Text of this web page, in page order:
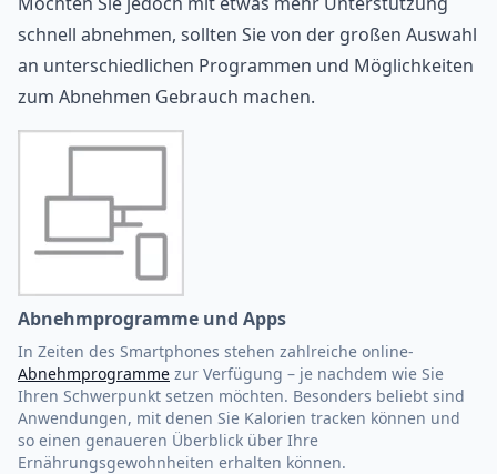
schnell abnehmen, sollten Sie von der großen Auswahl
an unterschiedlichen Programmen und Möglichkeiten
zum Abnehmen Gebrauch machen.
Abnehmprogramme und Apps
In Zeiten des Smartphones stehen zahlreiche online-
Abnehmprogramme zur Verfügung – je nachdem wie Sie
Ihren Schwerpunkt setzen möchten. Besonders beliebt sind
Anwendungen, mit denen Sie Kalorien tracken können und
so einen genaueren Überblick über Ihre
Ernährungsgewohnheiten erhalten können.